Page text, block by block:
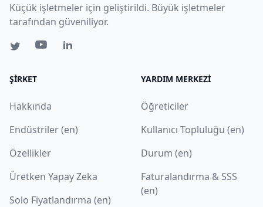
Küçük işletmeler için geliştirildi. Büyük işletmeler
tarafından güveniliyor.
ŞIRKET
Hakkında
Endüstriler (en)
Özellikler
Üretken Yapay Zeka
Solo Fiyatlandırma (en)
YARDIM MERKEZI
Öğreticiler
Kullanıcı Topluluğu (en)
Durum (en)
Faturalandırma & SSS
(en)